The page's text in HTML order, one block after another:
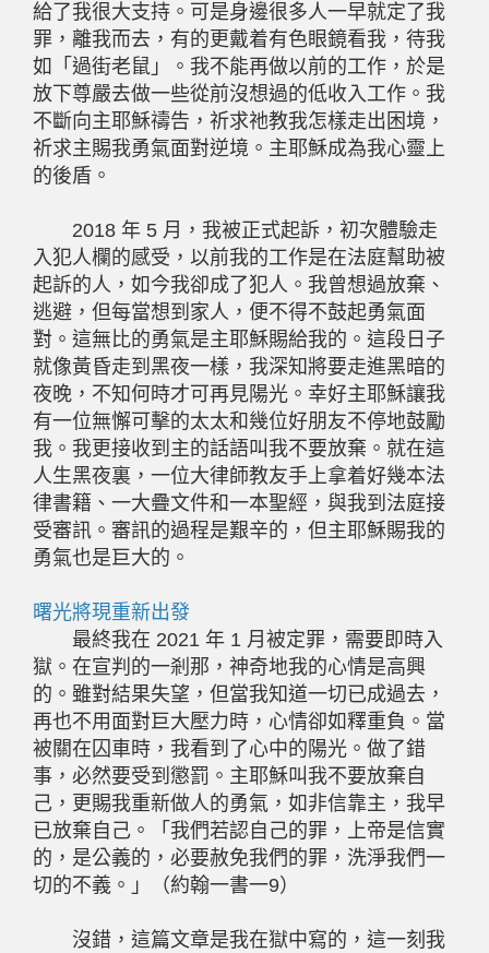
給了我很大支持。可是身邊很多人一早就定了我
罪，離我而去，有的更戴着有色眼鏡看我，待我
如「過街老鼠」。我不能再做以前的工作，於是
放下尊嚴去做一些從前沒想過的低收入工作。我
不斷向主耶穌禱告，祈求祂教我怎樣走出困境，
祈求主賜我勇氣面對逆境。主耶穌成為我心靈上
的後盾。
2018 年 5 月，我被正式起訴，初次體驗走
入犯人欄的感受，以前我的工作是在法庭幫助被
起訴的人，如今我卻成了犯人。我曾想過放棄、
逃避，但每當想到家人，便不得不鼓起勇氣面
對。這無比的勇氣是主耶穌賜給我的。這段日子
就像黃昏走到黑夜一樣，我深知將要走進黑暗的
夜晚，不知何時才可再見陽光。幸好主耶穌讓我
有一位無懈可擊的太太和幾位好朋友不停地鼓勵
我。我更接收到主的話語叫我不要放棄。就在這
人生黑夜裏，一位大律師教友手上拿着好幾本法
律書籍、一大疊文件和一本聖經，與我到法庭接
受審訊。審訊的過程是艱辛的，但主耶穌賜我的
勇氣也是巨大的。
曙光將現重新出發
最終我在 2021 年 1 月被定罪，需要即時入
獄。在宣判的一剎那，神奇地我的心情是高興
的。雖對結果失望，但當我知道一切已成過去，
再也不用面對巨大壓力時，心情卻如釋重負。當
被關在囚車時，我看到了心中的陽光。做了錯
事，必然要受到懲罰。主耶穌叫我不要放棄自
己，更賜我重新做人的勇氣，如非信靠主，我早
已放棄自己。「我們若認自己的罪，上帝是信實
的，是公義的，必要赦免我們的罪，洗淨我們一
切的不義。」（約翰一書一9）
沒錯，這篇文章是我在獄中寫的，這一刻我